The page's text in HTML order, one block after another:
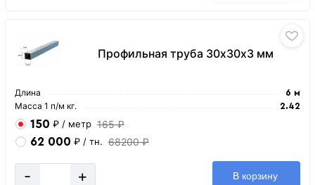
Профильная труба 30х30х3 мм
Длина 6 м
Масса 1 п/м кг. 2.42
150 ₽ / метр 165 ₽
62 000 ₽ / тн. 68200 ₽
- + В корзину